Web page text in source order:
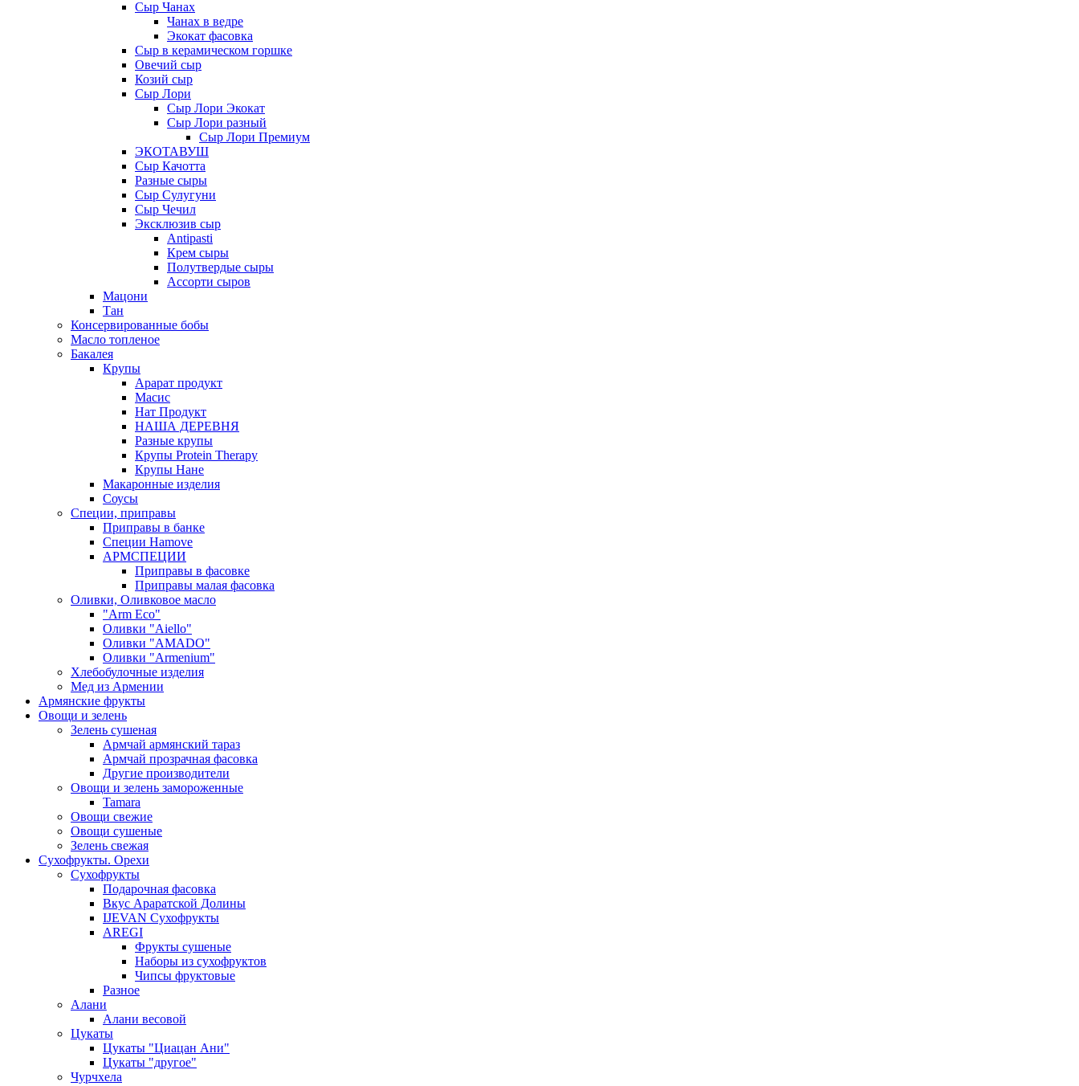
Сыр Чанах
Чанах в ведре
Экокат фасовка
Сыр в керамическом горшке
Овечий сыр
Козий сыр
Сыр Лори
Сыр Лори Экокат
Сыр Лори разный
Сыр Лори Премиум
ЭКОТАВУШ
Сыр Качотта
Разные сыры
Сыр Сулугуни
Сыр Чечил
Эксклюзив сыр
Antipasti
Крем сыры
Полутвердые сыры
Ассорти сыров
Мацони
Тан
Консервированные бобы
Масло топленое
Бакалея
Крупы
Арарат продукт
Масис
Нат Продукт
НАША ДЕРЕВНЯ
Разные крупы
Крупы Protein Therapy
Крупы Нане
Макаронные изделия
Соусы
Специи, приправы
Приправы в банке
Специи Hamove
АРМСПЕЦИИ
Приправы в фасовке
Приправы малая фасовка
Оливки, Оливковое масло
"Arm Eco"
Оливки "Aiello"
Оливки "AMADO"
Оливки "Armenium"
Хлебобулочные изделия
Мед из Армении
Армянские фрукты
Овощи и зелень
Зелень сушеная
Армчай армянский тараз
Армчай прозрачная фасовка
Другие производители
Овощи и зелень замороженные
Tamara
Овощи свежие
Овощи сушеные
Зелень свежая
Сухофрукты. Орехи
Сухофрукты
Подарочная фасовка
Вкус Араратской Долины
IJEVAN Сухофрукты
AREGI
Фрукты сушеные
Наборы из сухофруктов
Чипсы фруктовые
Разное
Алани
Алани весовой
Цукаты
Цукаты "Циацан Ани"
Цукаты "другое"
Чурчхела